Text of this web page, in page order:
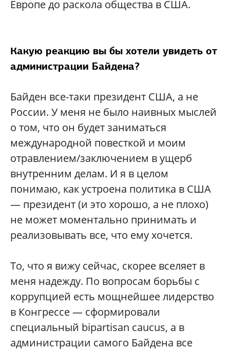
Европе до раскола общества в США.
Какую реакцию вы бы хотели увидеть от
администрации Байдена?
Байден все-таки президент США, а не
России. У меня не было наивных мыслей
о том, что он будет заниматься
международной повесткой и моим
отравлением/заключением в ущерб
внутренним делам. И я в целом
понимаю, как устроена политика в США
— президент (и это хорошо, а не плохо)
не может моментально принимать и
реализовывать все, что ему хочется.
То, что я вижу сейчас, скорее вселяет в
меня надежду. По вопросам борьбы с
коррупцией есть мощнейшее лидерство
в Конгрессе — сформировали
специальный bipartisan caucus, а в
администрации самого Байдена все